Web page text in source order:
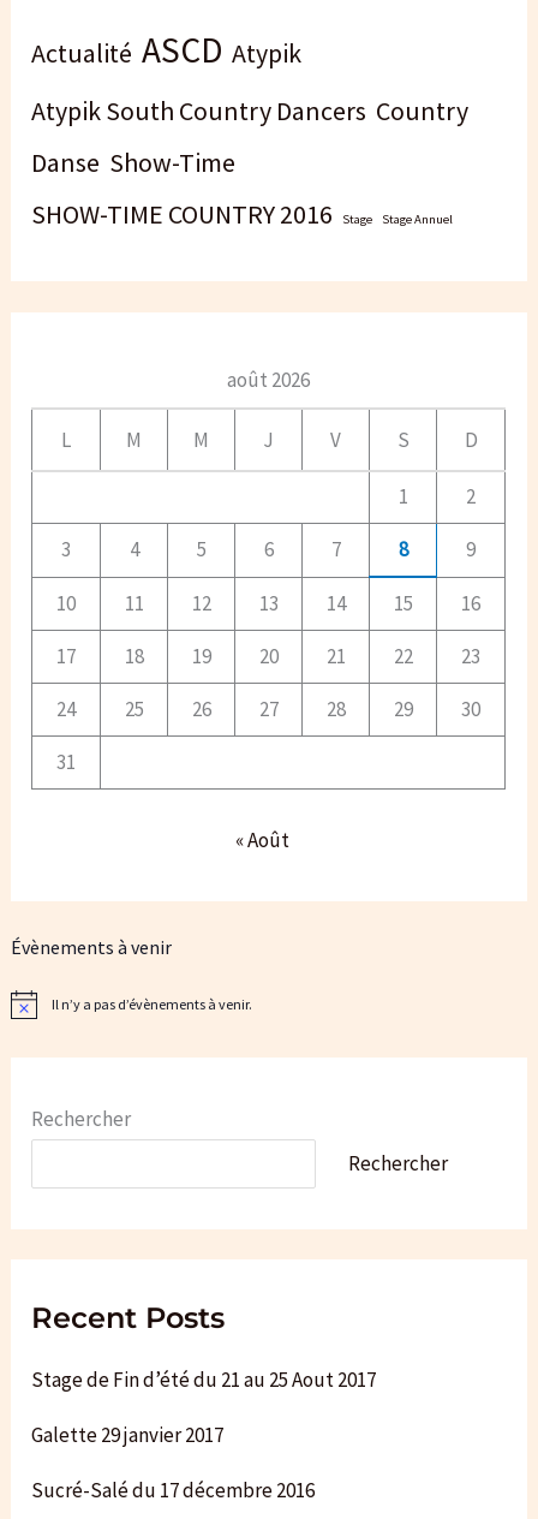
Actualité ASCD Atypik
Atypik South Country Dancers Country
Danse Show-Time
SHOW-TIME COUNTRY 2016
Stage Stage Annuel
août 2026
L M M J V S D
1
2
3
4 5 6 7 8 9
10 11 12 13 14 15
16
17
18 19 20 21 22
23
24
25 26 27 28 29
30
31
« Août
Évènements à venir
N
Il n’y a pas d’évènements à venir.
Rechercher
Rechercher
Recent Posts
Stage de Fin d’été du 21 au 25 Aout 2017
Galette 29 janvier 2017
Sucré-Salé du 17 décembre 2016